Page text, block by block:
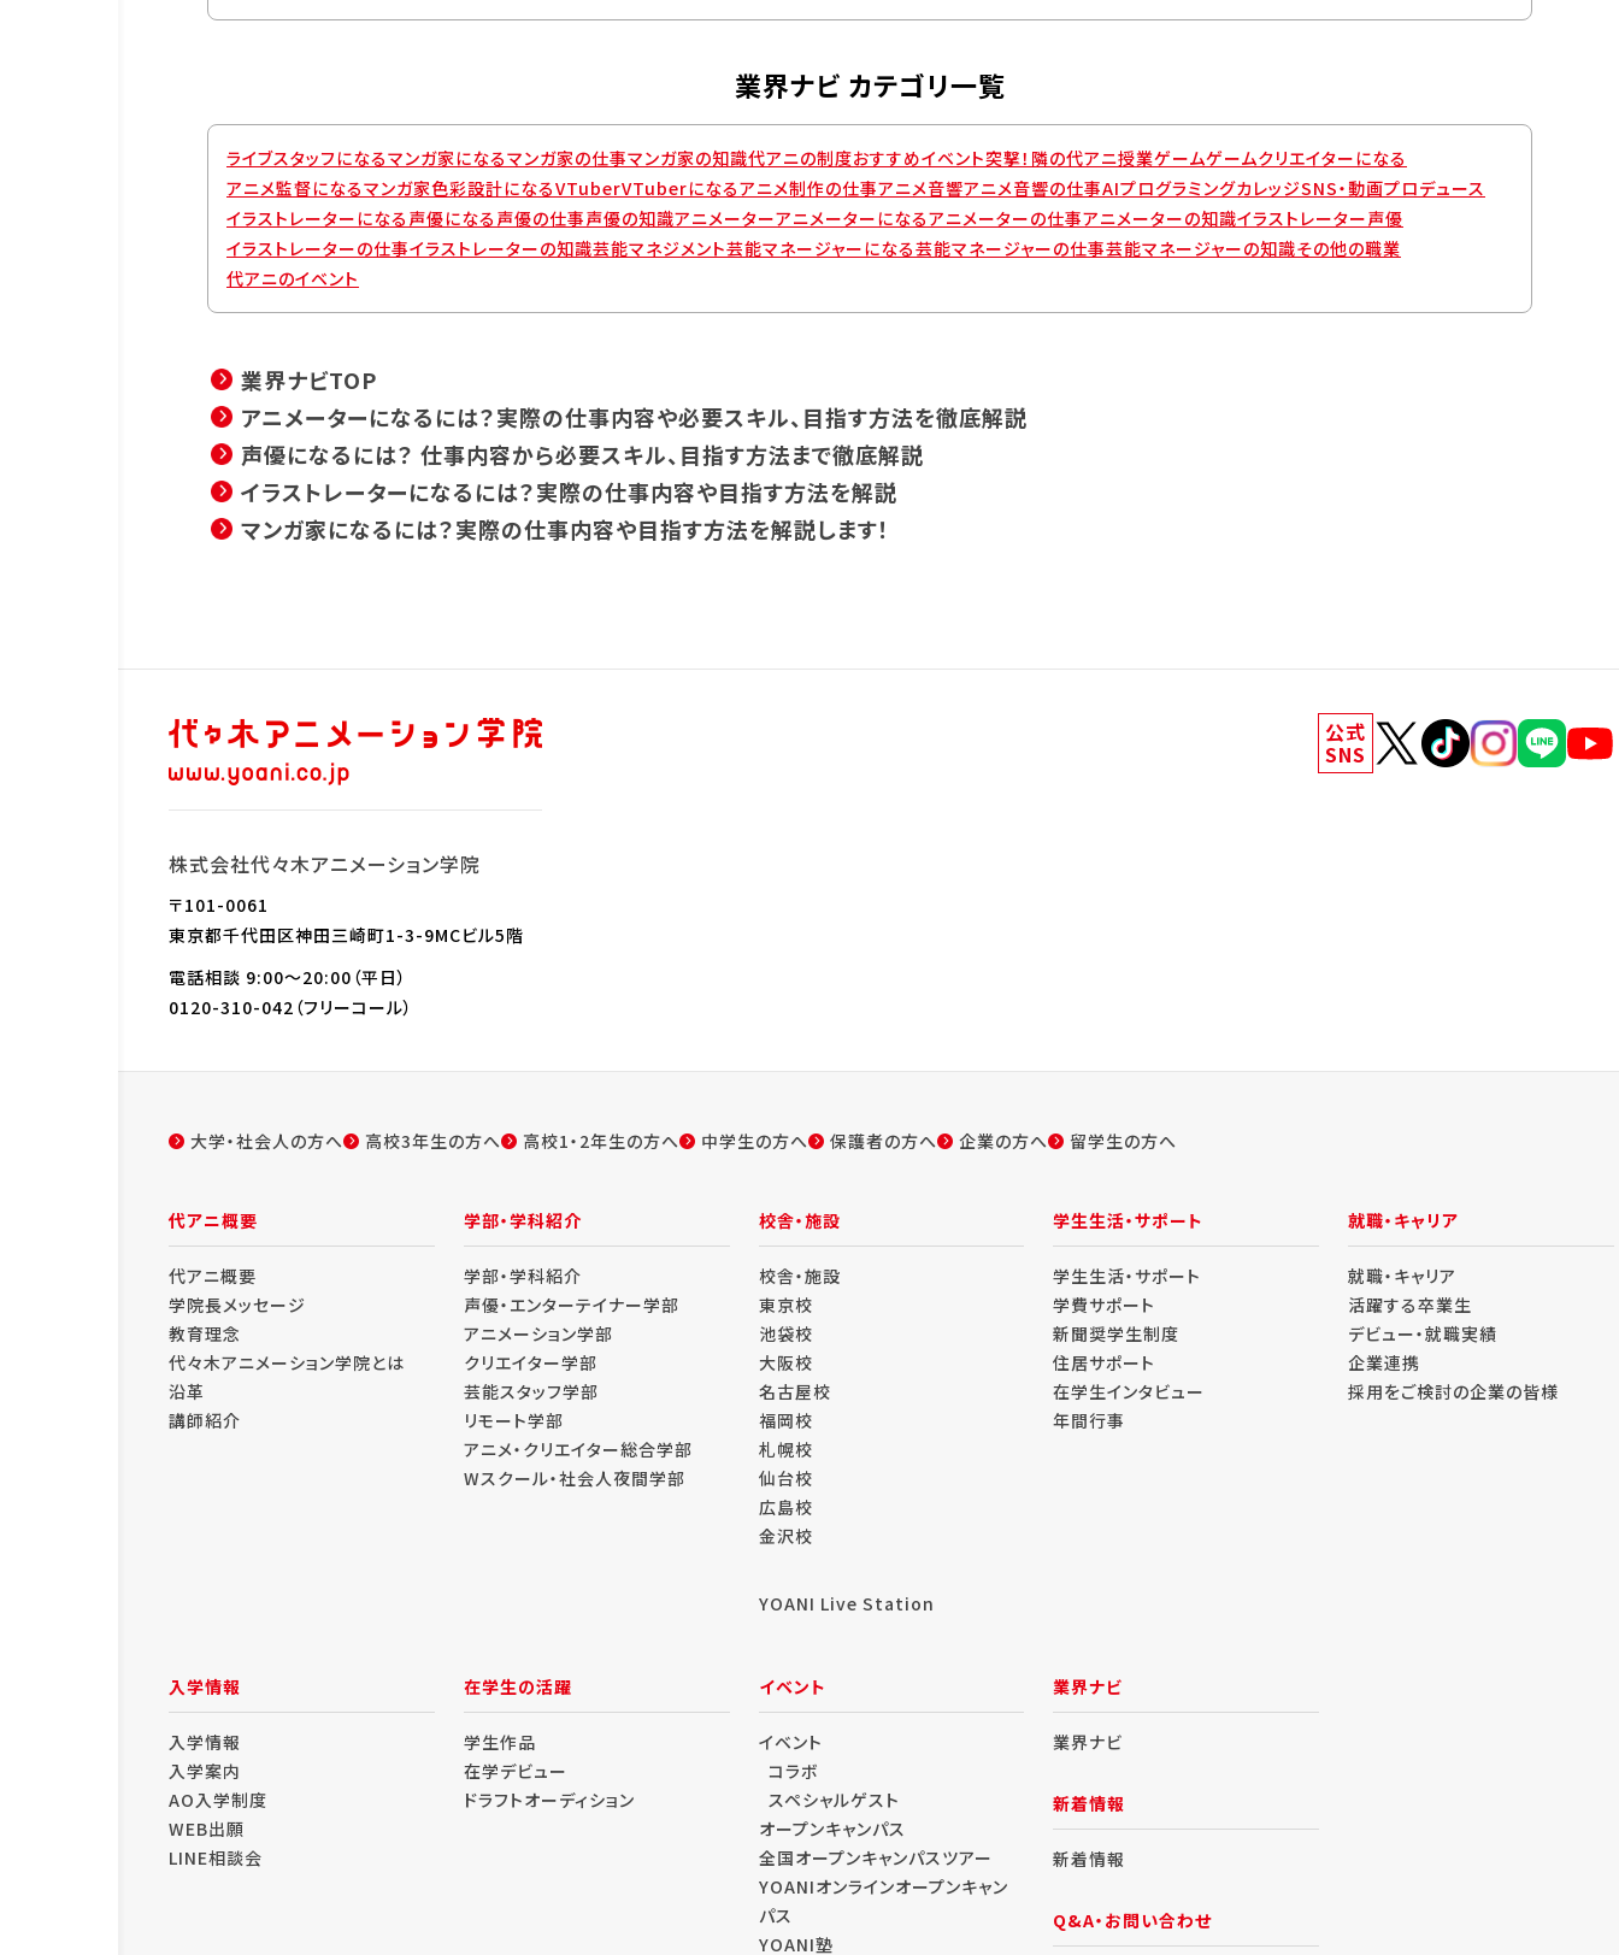
業界ナビ カテゴリ一覧
ライブスタッフになるマンガ家になるマンガ家の仕事マンガ家の知識代アニの制度おすすめイベント突撃！隣の代アニ授業ゲームゲームクリエイターになる
アニメ監督になるマンガ家色彩設計になるVTuberVTuberになるアニメ制作の仕事アニメ音響アニメ音響の仕事AIプログラミングカレッジSNS・動画プロデュース
イラストレーターになる 声優になる 声優の仕事声優の知識アニメーターアニメーターになるアニメーターの仕事アニメーターの知識イラストレーター声優
イラストレーターの仕事イラストレーターの知識芸能マネジメント芸能マネージャーになる芸能マネージャーの仕事芸能マネージャーの知識その他の職業
代アニのイベント
業界ナビTOP
アニメーターになるには？実際の仕事内容や必要スキル、目指す方法を徹底解説
声優になるには？ 仕事内容から必要スキル、目指す方法まで徹底解説
イラストレーターになるには？実際の仕事内容や目指す方法を解説
マンガ家になるには？実際の仕事内容や目指す方法を解説します！
公式
SNS
株式会社代々木アニメーション学院
〒101-0061
東京都千代田区神田三崎町1-3-9MCビル5階
電話相談 9:00～20:00（平日）
0120-310-042 （フリーコール）
大学・社会人の方へ 高校3年生の方へ 高校1・2年生の方へ 中学生の方へ 保護者の方へ 企業の方へ 留学生の方へ
代アニ概要
代アニ概要
学院長メッセージ
教育理念
代々木アニメーション学院とは
沿革
講師紹介
学部・学科紹介
学部・学科紹介
声優・エンターテイナー学部
アニメーション学部
クリエイター学部
芸能スタッフ学部
リモート学部
アニメ・クリエイター総合学部
Wスクール・社会人夜間学部
校舎・施設
校舎・施設
東京校
池袋校
大阪校
名古屋校
福岡校
札幌校
仙台校
広島校
金沢校
YOANI Live Station
学生生活・サポート
学生生活・サポート
学費サポート
新聞奨学生制度
住居サポート
在学生インタビュー
年間行事
就職・キャリア
就職・キャリア
活躍する卒業生
デビュー・就職実績
企業連携
採用をご検討の企業の皆様
入学情報
入学情報
入学案内
AO入学制度
WEB出願
LINE相談会
在学生の活躍
学生作品
在学デビュー
ドラフトオーディション
イベント
イベント
コラボ
スペシャルゲスト
オープンキャンパス
全国オープンキャンパスツアー
YOANIオンラインオープンキャン
パス
YOANI塾
業界ナビ
業界ナビ
新着情報
新着情報
Q&A・お問い合わせ